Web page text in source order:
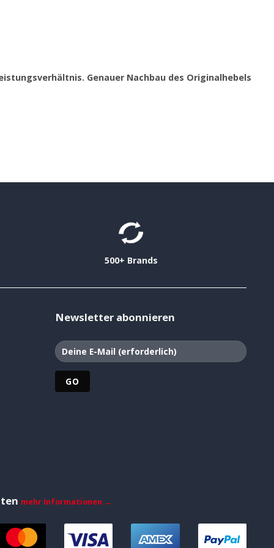
Genauer Nachbau des Originalhebels
500+ Brands
Newsletter abonnieren
mehr Informationen →